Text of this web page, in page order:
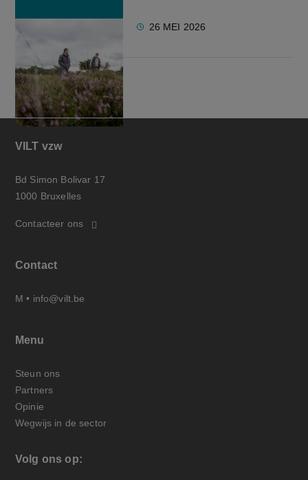
26 MEI 2026
VILT vzw
Bd Simon Bolivar 17
1000 Bruxelles
Contacteer ons
Contact
M • info@vilt.be
Menu
Steun ons
Partners
Opinie
Wegwijs in de sector
Volg ons op: